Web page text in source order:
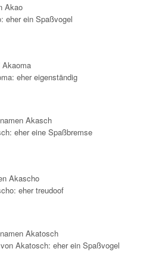
Akao
eher ein Spaßvogel
Akaoma
eher eigenständig
Akasch
eher eine Spaßbremse
Akascho
eher treudoof
Akatosch
Akatosch: eher ein Spaßvogel